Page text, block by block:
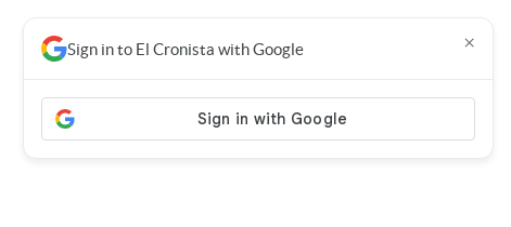
Sign in to El Cronista with Google ×